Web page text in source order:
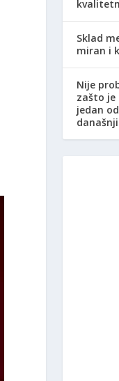
Sklad
miran i
Nije
zašto
jedan